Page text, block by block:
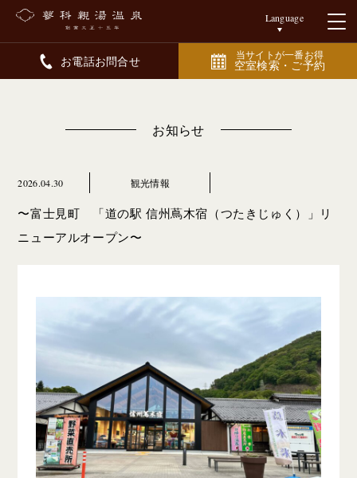
Language
お電話お問合せ 当サイトが一番お得
空室検索・ご予約
お知らせ
2026.04.30 観光情報
〜富士見町 「道の駅 信州蔦木宿（つたきじゅく）」リ
ニューアルオープン〜